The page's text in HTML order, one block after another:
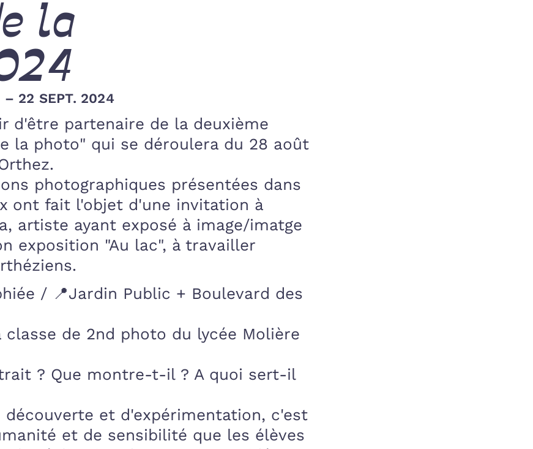
la
– 22 SEPT. 2024
d'être partenaire de la deuxième
la photo" qui se déroulera du 28 août
photographiques présentées dans
ont fait l'objet d'une invitation à
artiste ayant exposé à image/imatge
exposition "Au lac", à travailler
/ 📍Jardin Public + Boulevard des
classe de 2nd photo du lycée Molière
? Que montre-t-il ? A quoi sert-il
découverte et d'expérimentation, c'est
et de sensibilité que les élèves